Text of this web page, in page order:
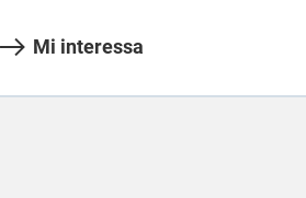
Mi interessa